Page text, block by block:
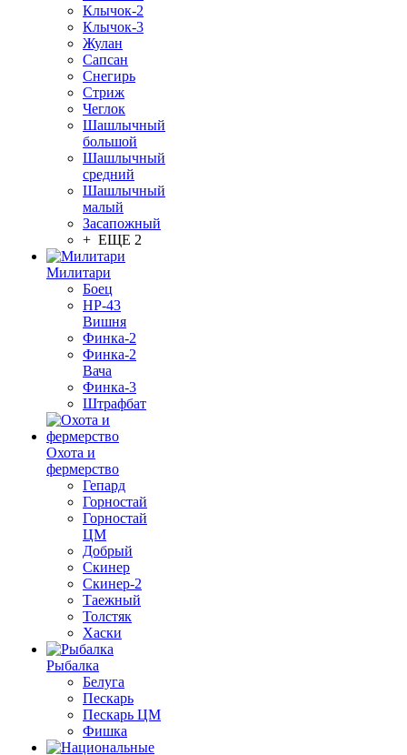
Клычок-2
Клычок-3
Жулан
Сапсан
Снегирь
Стриж
Чеглок
Шашлычный
большой
Шашлычный
средний
Шашлычный
малый
Засапожный
+ ЕЩЕ 2
Милитари
Боец
НР-43
Вишня
Финка-2
Финка-2
Вача
Финка-3
Штрафбат
Охота и
фермерство
Гепард
Горностай
Горностай
ЦМ
Добрый
Скинер
Скинер-2
Таежный
Толстяк
Хаски
Рыбалка
Белуга
Пескарь
Пескарь ЦМ
Фишка